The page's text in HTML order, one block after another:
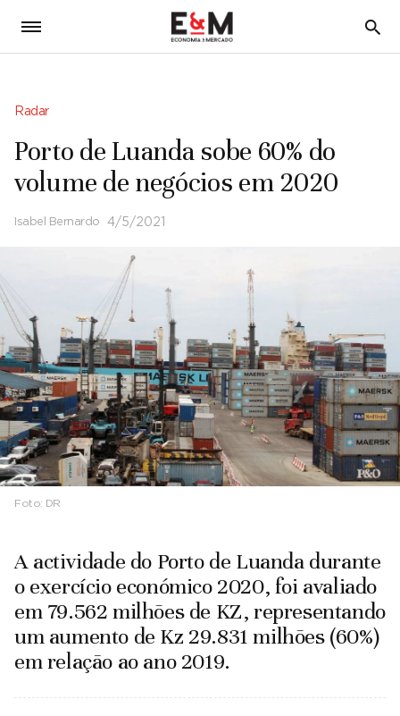
5
Radar
Porto de Luanda sobe 60% do
volume de negócios em 2020
Isabel Bernardo 4/5/2021
Foto: DR
A actividade do Porto de Luanda durante
o exercício económico 2020, foi avaliado
em 79.562 milhões de KZ, representando
um aumento de Kz 29.831 milhões (60%)
em relação ao ano 2019.